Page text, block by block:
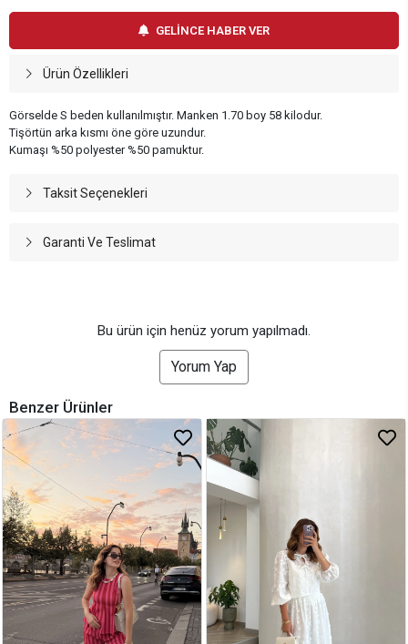
GELİNCE HABER VER
Ürün Özellikleri
Görselde S beden kullanılmıştır. Manken 1.70 boy 58 kilodur.
Tişörtün arka kısmı öne göre uzundur.
Kumaşı %50 polyester %50 pamuktur.
Taksit Seçenekleri
Garanti Ve Teslimat
Bu ürün için henüz yorum yapılmadı.
Yorum Yap
Benzer Ürünler